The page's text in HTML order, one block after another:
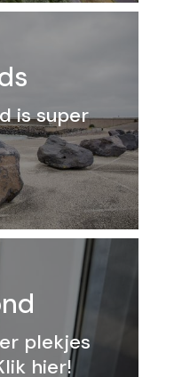
is super
plekjes
hier!